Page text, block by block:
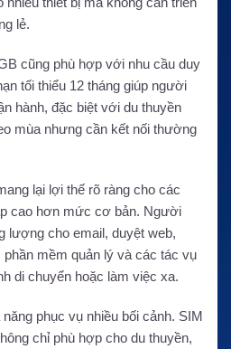
lẻ.
cũng phù hợp với nhu cầu duy
tối thiểu 12 tháng giúp người
hành, đặc biệt với du thuyền
mùa nhưng cần kết nối thường
lại lợi thế rõ ràng cho các
cao hơn mức cơ bản. Người
lượng cho email, duyệt web,
mềm quản lý và các tác vụ
di chuyển hoặc làm việc xa.
phục vụ nhiều bối cảnh. SIM
chỉ phù hợp cho du thuyền,